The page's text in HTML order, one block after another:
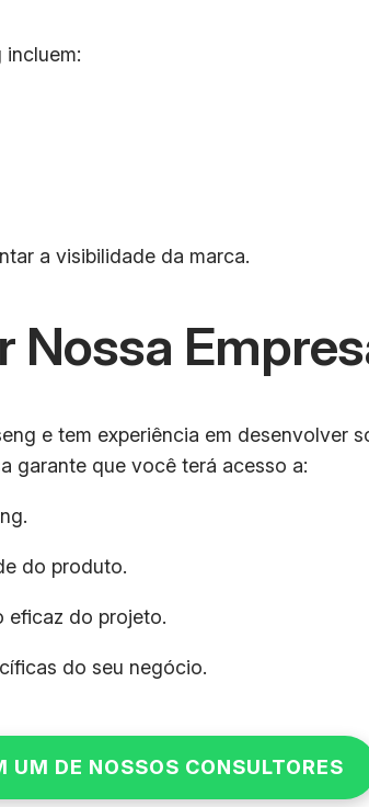
a visibilidade da marca.
Nossa
e tem experiência em desenvolver
garante que você terá acesso a:
do produto.
eficaz do projeto.
do seu negócio.